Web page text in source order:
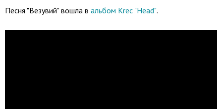
Песня "Везувий" вошла в альбом Krec "Head".